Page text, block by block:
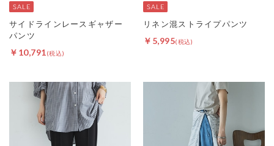
サイドラインレースギャザー
パンツ
￥10,791
リネン混ストライプパンツ
￥5,995